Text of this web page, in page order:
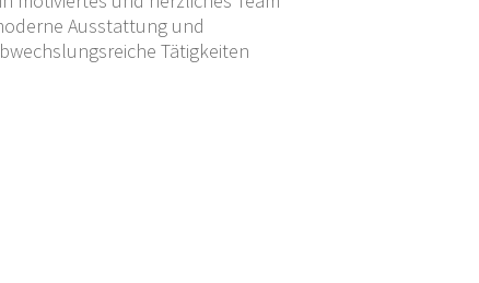
Ausstattung und
Tätigkeiten